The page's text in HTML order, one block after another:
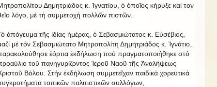
Δημητριάδος κ. Ἰγνατίου, ὁ ὁποῖος κήρυξε καί τον
λόγο, μέ τή συμμετοχή πολλῶν πιστῶν.
ἀπόγευμα τῆς ἰδίας ἡμέρας, ὁ Σεβασμιώτατος κ. Εὐσέβιος,
μέ τόν Σεβασμιώτατο Μητροπολίτη Δημητριάδος κ. Ἰγνάτιο,
ἐόρτια ἐκδήλωση πού πραγματοποιήθηκε στό
τοῦ πανηγυρίζοντος Ἱεροῦ Ναοῦ τῆς Ἀναλήψεως
Βόλου. Στήν ἐκδήλωση συμμετεῖχαν παιδικά χορευτικά
τοπικῶν πολιτιστικῶν συλλόγων,